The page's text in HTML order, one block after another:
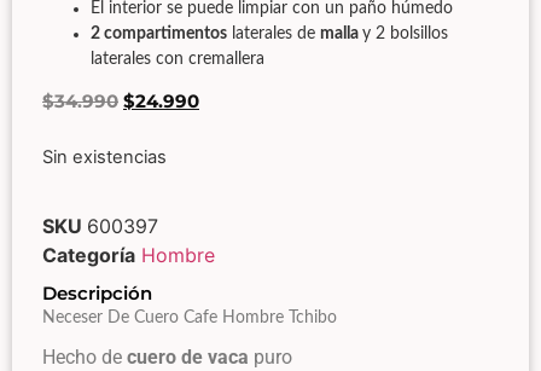
El interior se puede limpiar con un paño húmedo
2 compartimentos laterales de malla y 2 bolsillos
laterales con cremallera
$34.990 $24.990
Sin existencias
SKU 600397
Categoría Hombre
Descripción
Neceser De Cuero Cafe Hombre Tchibo
Hecho de cuero de vaca puro